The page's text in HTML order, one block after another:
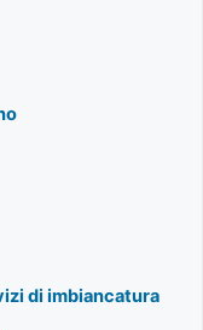
di imbiancatura